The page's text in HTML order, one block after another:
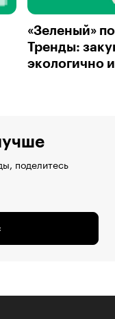
«Зеленый»
Тренды:
экологично
поделитесь